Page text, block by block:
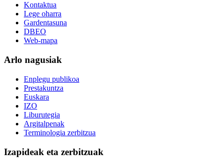
Kontaktua
Lege oharra
Gardentasuna
DBEO
Web-mapa
Arlo nagusiak
Enplegu publikoa
Prestakuntza
Euskara
IZO
Liburutegia
Argitalpenak
Terminologia zerbitzua
Izapideak eta zerbitzuak